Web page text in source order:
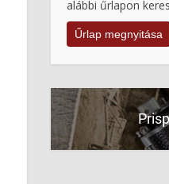
alábbi űrlapon
Űrlap megnyitása